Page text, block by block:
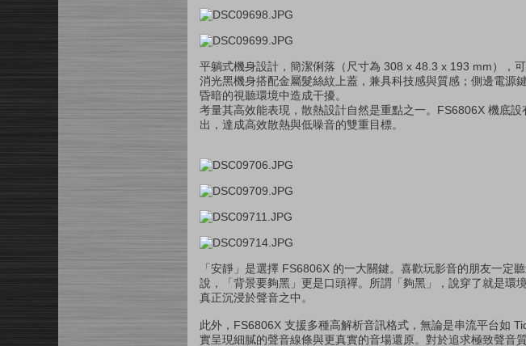
平躺式機身設計，簡潔俐落（尺寸為 308 x 48.3 x 193 mm），
消光黑機身搭配金屬髮絲紋上蓋，兼具科技感與質感；側邊電源
昏暗的視聽環境中造成干擾。
考量其高效能表現，散熱設計自然是重點之一。FS6806X 機底
出，達成高效散熱與低噪音的雙重目標。
「安靜」是選擇 FS6806X 的一大關鍵。喜歡玩影音的朋友一定
說，「背景要夠黑」更是口頭禪。所謂「夠黑」，說穿了就是環
真正沉浸於聲音之中。
此外，FS6806X 支援多種高解析音訊格式，無論是串流平台如
實呈現細膩的聲音線條與更真實的音場還原。對於追求極致聲音